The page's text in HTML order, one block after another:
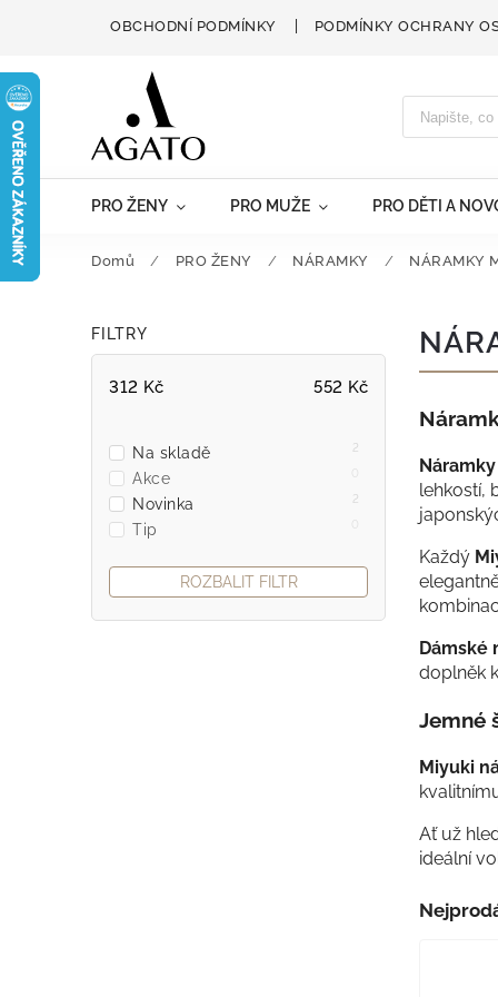
OBCHODNÍ PODMÍNKY PODMÍNKY OCHRANY
PRO ŽENY PRO MUŽE PRO DĚTI A
Domů / PRO ŽENY / NÁRAMKY / NÁRAMKY
FILTRY
312 Kč 552 Kč
Na skladě 2
Akce
Novinka 2
Tip
ROZBALIT FILTR
lehkostí,
Každý
Dámské
doplněk
Jemné
Miyuki
Ať už
ideální